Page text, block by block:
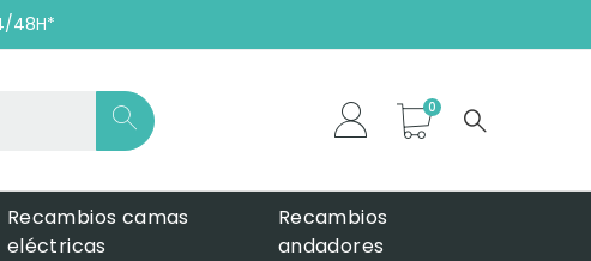
48H*
Recambios camas
eléctricas
Recambios
andadores